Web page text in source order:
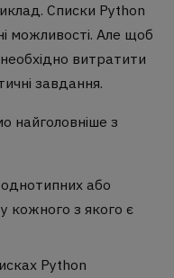
Списки Python
можливості. Але щоб
витратити
завдання.
найголовніше з
або
кожного з якого є
Python